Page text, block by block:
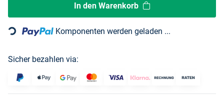
In den Warenkorb
Loading... Komponenten werden geladen ...
Sicher bezahlen via: